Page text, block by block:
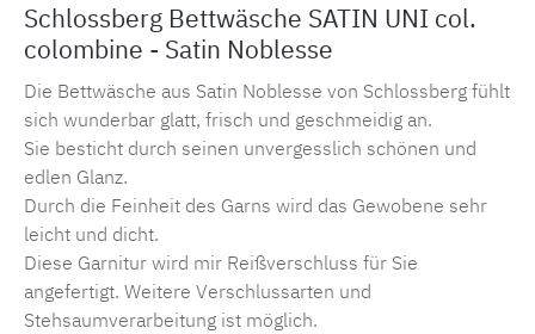
Schlossberg Bettwäsche SATIN UNI col.
colombine - Satin Noblesse
Die Bettwäsche aus Satin Noblesse von Schlossberg fühlt
sich wunderbar glatt, frisch und geschmeidig an.
Sie besticht durch seinen unvergesslich schönen und
edlen Glanz.
Durch die Feinheit des Garns wird das Gewobene sehr
leicht und dicht.
Diese Garnitur wird mir Reißverschluss für Sie
angefertigt. Weitere Verschlussarten und
Stehsaumverarbeitung ist möglich.